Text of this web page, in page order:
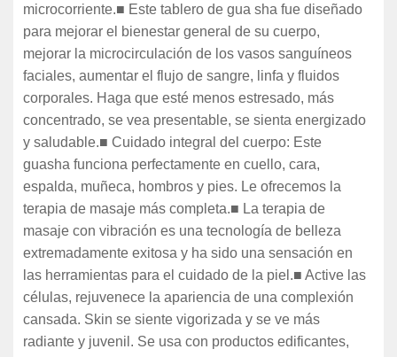
microcorriente.■ Este tablero de gua sha fue diseñado
para mejorar el bienestar general de su cuerpo,
mejorar la microcirculación de los vasos sanguíneos
faciales, aumentar el flujo de sangre, linfa y fluidos
corporales. Haga que esté menos estresado, más
concentrado, se vea presentable, se sienta energizado
y saludable.■ Cuidado integral del cuerpo: Este
guasha funciona perfectamente en cuello, cara,
espalda, muñeca, hombros y pies. Le ofrecemos la
terapia de masaje más completa.■ La terapia de
masaje con vibración es una tecnología de belleza
extremadamente exitosa y ha sido una sensación en
las herramientas para el cuidado de la piel.■ Active las
células, rejuvenece la apariencia de una complexión
cansada. Skin se siente vigorizada y se ve más
radiante y juvenil. Se usa con productos edificantes,